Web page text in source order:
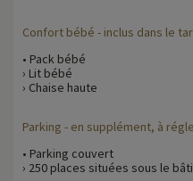
Confort bébé - inclus dans le
• Pack bébé
› Lit bébé
› Chaise haute
Parking - en supplément, à
• Parking couvert
› 250 places situées sous le